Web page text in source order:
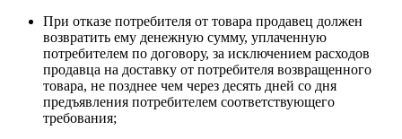
При отказе потребителя от товара продавец должен
возвратить ему денежную сумму, уплаченную
потребителем по договору, за исключением расходов
продавца на доставку от потребителя возвращенного
товара, не позднее чем через десять дней со дня
предъявления потребителем соответствующего
требования;